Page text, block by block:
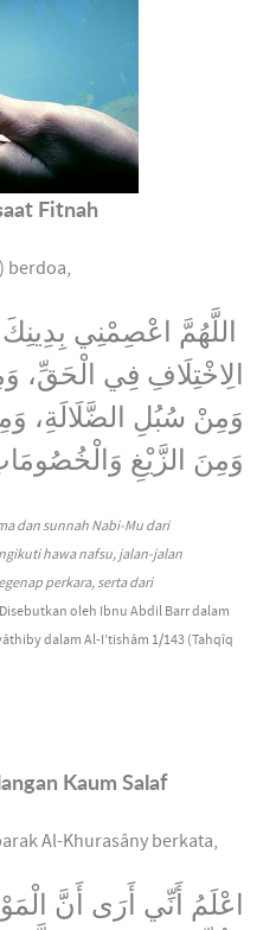
Fitnah
berdoa,
اللَّهُمَّ اعْصِمْنِي
الِاخْتِلَافِ فِي الْحَقِّ،
وَمِنْ سُبُلِ الضَّلَالَةِ،
وَمِنَ الزَّيْغِ
dan sunnah Nabi-Mu dari
hawa nafsu, jalan-jalan
perkara, serta dari
oleh Ibnu Abdil Barr dalam
dalam Al-I’tishâm 1/143 (Tahqîq
Kaum Salaf
Al-Khurasâny berkata,
اعْلَمُ أَنِّي أَرَى أَنَّ